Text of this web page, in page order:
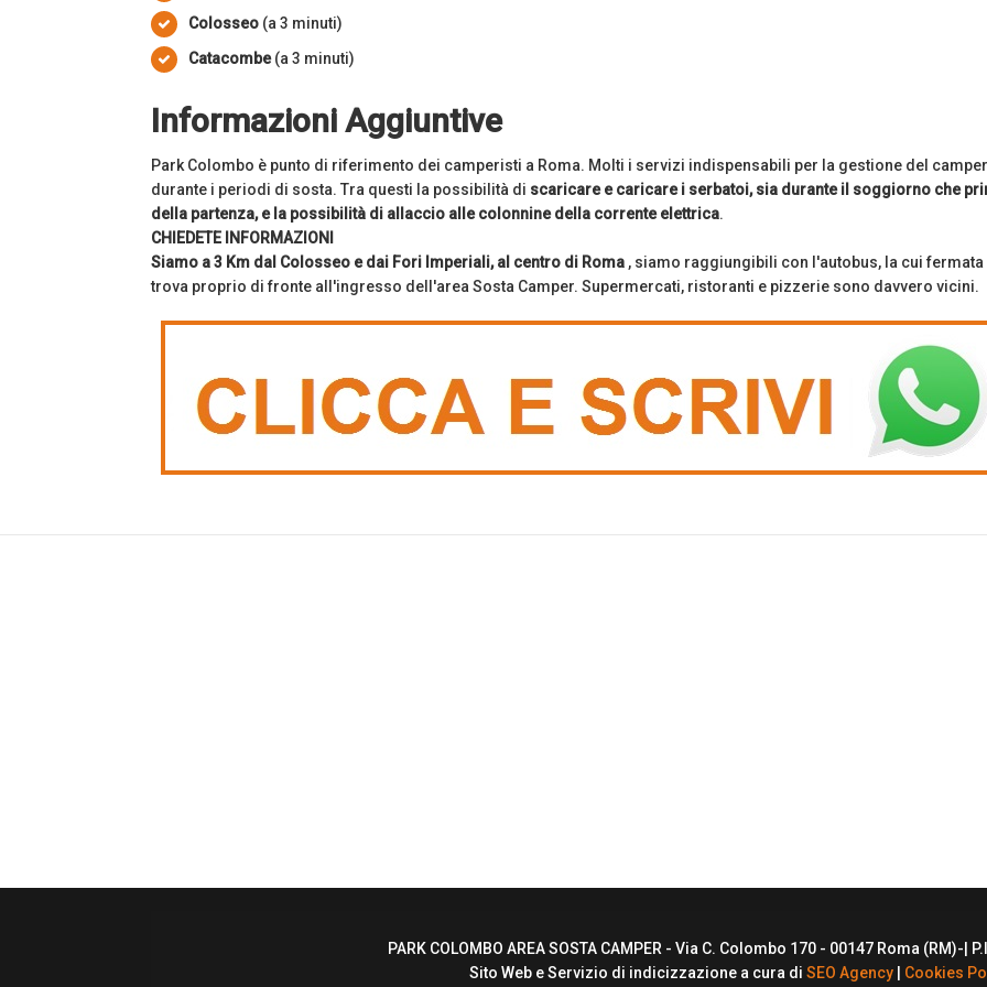
Colosseo (a 3 minuti)
Catacombe(a 3 minuti)
Informazioni Aggiuntive
Park Colombo è punto di riferimento dei camperisti a Roma. Molti i servizi indispensabili per la gestione del camper
durante i periodi di sosta. Tra questi la possibilità di scaricare e caricare i serbatoi, sia durante il soggiorno che
della partenza, e la possibilità di allaccio alle colonnine della corrente elettrica.
CHIEDETE INFORMAZIONI
Siamo a 3 Km dal Colosseo e dai Fori Imperiali, al centro di Roma , siamo raggiungibili con l'autobus, la cui fermata
trova proprio di fronte all'ingresso dell'area Sosta Camper. Supermercati, ristoranti e pizzerie sono davvero vicini.
PARK COLOMBO AREA SOSTA CAMPER - Via C. Colombo 170 - 00147 Roma (RM)-|
Sito Web e Servizio di indicizzazione a cura di SEO Agency| Cookies